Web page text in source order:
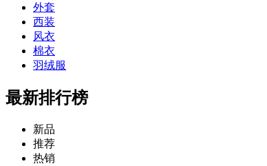
外套
西装
风衣
棉衣
羽绒服
最新排行榜
新品
推荐
热销